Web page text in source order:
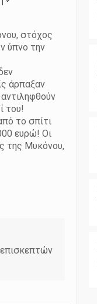
στόχος
ύπνο την
άρπαξαν
του!
το σπίτι
ευρώ! Οι
της Μυκόνου,